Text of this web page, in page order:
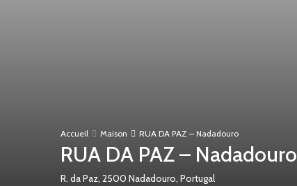
Accueil Maison RUA DA PAZ – Nadadouro
RUA DA PAZ – Nadadouro
R. da Paz, 2500 Nadadouro, Portugal